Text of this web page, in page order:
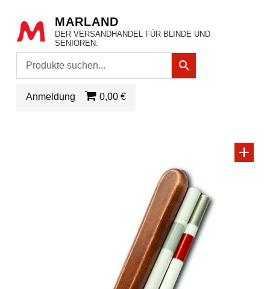
MARLAND
DER VERSANDHANDEL FÜR BLINDE UND
SENIOREN.
Anmeldung 0,00 €